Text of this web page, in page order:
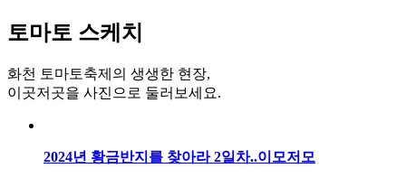
토마토 스케치
화천 토마토축제의 생생한 현장,
이곳저곳을 사진으로 둘러보세요.
2024년 황금반지를 찾아라 2일차..이모저모